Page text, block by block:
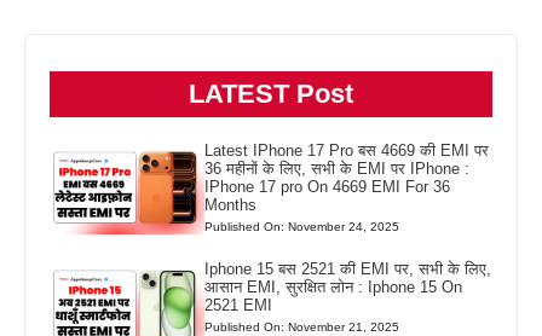
LATEST Post
Latest IPhone 17 Pro बस 4669 की EMI पर
36 महीनों के लिए, सभी के EMI पर IPhone :
IPhone 17 pro On 4669 EMI For 36
Months
Published On: November 24, 2025
Iphone 15 बस 2521 की EMI पर, सभी के लिए,
आसान EMI, सुरक्षित लोन : Iphone 15 On
2521 EMI
Published On: November 21, 2025